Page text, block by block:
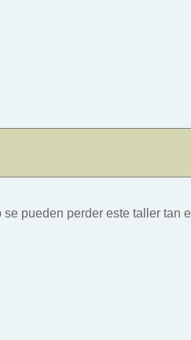
pueden perder este taller tan